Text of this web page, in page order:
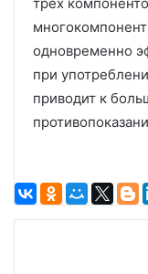
одновременно
при
приводит к